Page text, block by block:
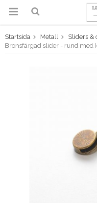
Startsida Metall
Sliders &
Bronsfärgad slider - rund med